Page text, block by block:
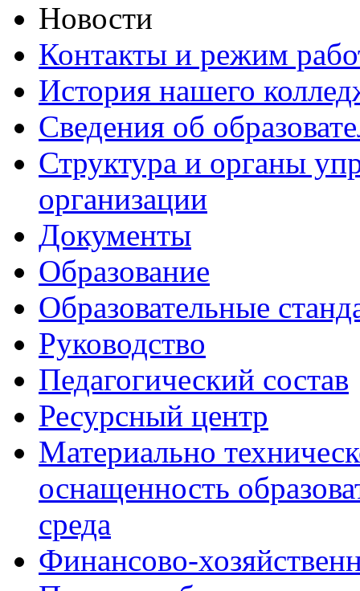
Новости
Контакты и режим
История нашего
Сведения об
Структура и органы
организации
Документы
Образование
Образовательные
Руководство
Педагогический состав
Ресурсный центр
Материально
оснащенность
среда
Финансово-